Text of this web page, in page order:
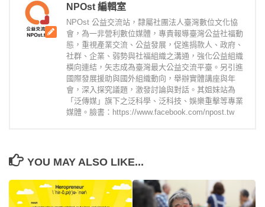
NPOst 編輯室
NPOst 公益交流站，隸屬社團法人臺灣數位文化協
會，為一非營利數位媒體，專責報導臺灣公益社福動
態，重視產業交流、公益發展，促進捐款人、政府、
社群、企業、弱勢與社福組織之溝通，強化公益組織
橫向連結，矢志成為臺灣最大公益交流平臺。另引進
國際發展援助與國外組織動向，舉辦實體講座與年
會，深入探究議題，激發討論與對話。其姐妹站為
「泛傳媒」旗下之泛科學、泛科技、娛樂重擊等專業
媒體。臉書：https://www.facebook.com/npost.tw
YOU MAY ALSO LIKE...